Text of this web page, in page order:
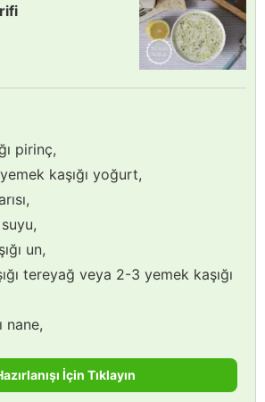
pirinç,
kaşığı yoğurt,
un,
tereyağ veya 2-3 yemek kaşığı
nane,
İçin Tıklayın